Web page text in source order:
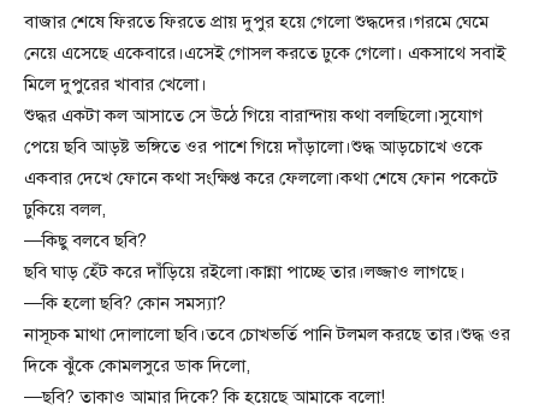
বাজার শেষে ফিরতে ফিরতে প্রায় দুপুর হয়ে গেলো শুদ্ধদের।গরমে ঘেমে
নেয়ে এসেছে একেবারে।এসেই গোসল করতে ঢুকে গেলো। একসাথে সবাই
মিলে দুপুরের খাবার খেলো।
শুদ্ধর একটা কল আসাতে সে উঠে গিয়ে বারান্দায় কথা বলছিলো।সুযোগ
পেয়ে ছবি আড়ষ্ট ভঙ্গিতে ওর পাশে গিয়ে দাঁড়ালো।শুদ্ধ আড়চোখে ওকে
একবার দেখে ফোনে কথা সংক্ষিপ্ত করে ফেললো।কথা শেষে ফোন পকেটে
ঢুকিয়ে বলল,
—কিছু বলবে ছবি?
ছবি ঘাড় হেঁট করে দাঁড়িয়ে রইলো।কান্না পাচ্ছে তার।লজ্জাও লাগছে।
—কি হলো ছবি? কোন সমস্যা?
নাসূচক মাথা দোলালো ছবি।তবে চোখভর্তি পানি টলমল করছে তার।শুদ্ধ ওর
দিকে ঝুঁকে কোমলসুরে ডাক দিলো,
—ছবি? তাকাও আমার দিকে? কি হয়েছে আমাকে বলো!